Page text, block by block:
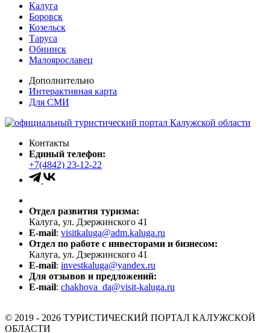
Калуга
Боровск
Козельск
Таруса
Обнинск
Малоярославец
Дополнительно
Интерактивная карта
Для СМИ
Контакты
Единый телефон:
+7(4842) 23-12-22
Отдел развития туризма:
Калуга, ул. Дзержинского 41
E-mail: visitkaluga@adm.kaluga.ru
Отдел по работе с инвесторами и бизнесом:
Калуга, ул. Дзержинского 41
E-mail: investkaluga@yandex.ru
Для отзывов и предложений:
E-mail: chakhova_da@visit-kaluga.ru
© 2019 - 2026 ТУРИСТИЧЕСКИЙ ПОРТАЛ КАЛУЖСКОЙ
ОБЛАСТИ